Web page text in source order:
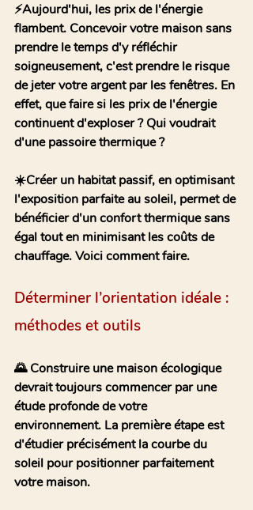
⚡Aujourd'hui, les prix de l'énergie
flambent. Concevoir votre maison sans
prendre le temps d'y réfléchir
soigneusement, c'est prendre le risque
de jeter votre argent par les fenêtres. En
effet, que faire si les prix de l'énergie
continuent d'exploser ? Qui voudrait
d'une passoire thermique ?
☀️Créer un habitat passif, en optimisant
l'exposition parfaite au soleil, permet de
bénéficier d'un confort thermique sans
égal tout en minimisant les coûts de
chauffage. Voici comment faire.
Déterminer l’orientation idéale :
méthodes et outils
🌄 Construire une maison écologique
devrait toujours commencer par une
étude profonde de votre
environnement. La première étape est
d'étudier précisément la courbe du
soleil pour positionner parfaitement
votre maison.